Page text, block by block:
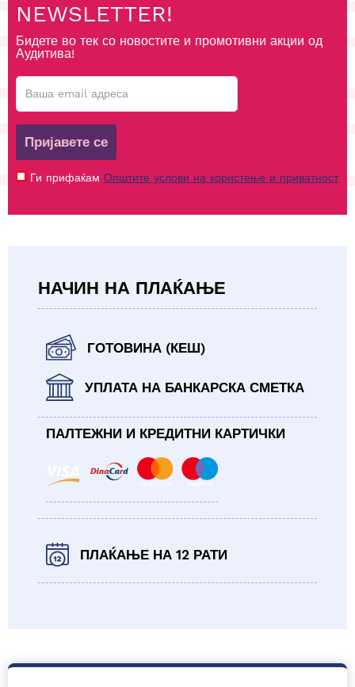
NEWSLETTER!
Бидете во тек со новостите и промотивни акции од
Аудитива!
Пријавете се
Ги прифаќам Општите услови на користење и приватност
НАЧИН НА ПЛАЌАЊЕ
ГОТОВИНА (КЕШ)
УПЛАТА НА БАНКАРСКА СМЕТКА
ПАЛТЕЖНИ И КРЕДИТНИ КАРТИЧКИ
ПЛАЌАЊЕ НА 12 РАТИ